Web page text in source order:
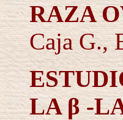
RAZA
Caja G.,
LAβ-